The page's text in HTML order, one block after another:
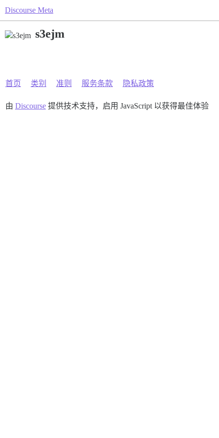
Discourse Meta
s3ejm
首页 类别 准则 服务条款 隐私政策
由 Discourse提供技术支持，启用 JavaScript 以获得最佳体验